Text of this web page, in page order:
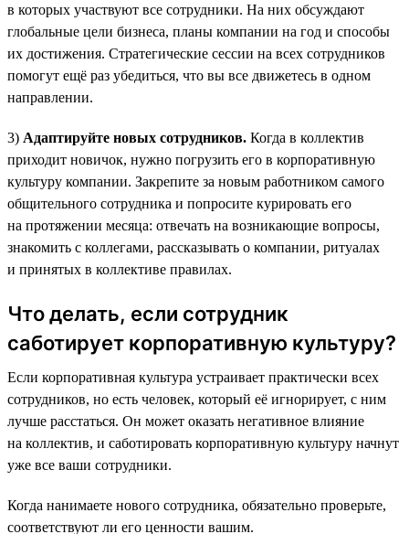
в которых участвуют все сотрудники. На них обсуждают
глобальные цели бизнеса, планы компании на год и способы
их достижения. Стратегические сессии на всех сотрудников
помогут ещё раз убедиться, что вы все движетесь в одном
направлении.
3) Адаптируйте новых сотрудников. Когда в коллектив
приходит новичок, нужно погрузить его в корпоративную
культуру компании. Закрепите за новым работником самого
общительного сотрудника и попросите курировать его
на протяжении месяца: отвечать на возникающие вопросы,
знакомить с коллегами, рассказывать о компании, ритуалах
и принятых в коллективе правилах.
Что делать, если сотрудник
саботирует корпоративную культуру?
Если корпоративная культура устраивает практически всех
сотрудников, но есть человек, который её игнорирует, с ним
лучше расстаться. Он может оказать негативное влияние
на коллектив, и саботировать корпоративную культуру начнут
уже все ваши сотрудники.
Когда нанимаете нового сотрудника, обязательно проверьте,
соответствуют ли его ценности вашим.